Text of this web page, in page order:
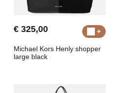
€ 325,00
Michael Kors Henly shopper
large black